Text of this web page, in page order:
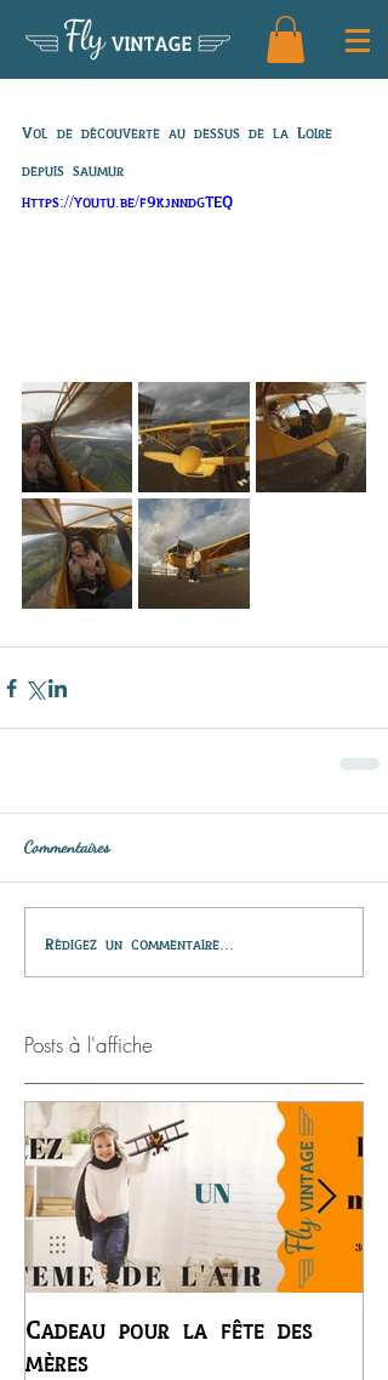
FlyVINTAGE
Vol de découverte au dessus de la Loire
depuis saumur
https://youtu.be/f9kjnndgTEQ
Commentaires
Rédigez un commentaire...
Posts à l'affiche
Cadeau pour la fête des
mères